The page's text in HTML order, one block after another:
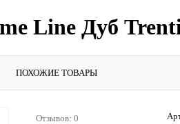
Line Дуб
ПОХОЖИЕ ТОВАРЫ
Отзывов: 0